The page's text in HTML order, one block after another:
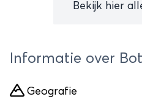
Bekijk hier
Informatie over
Geografie